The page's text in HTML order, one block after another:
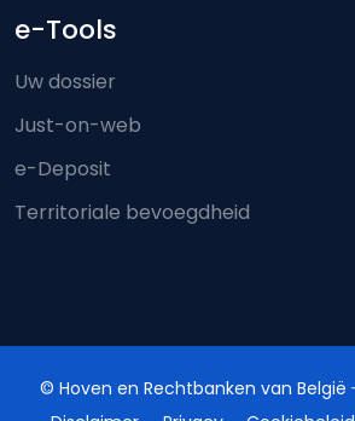
e-Tools
Uw dossier
Just-on-web
e-Deposit
Territoriale bevoegdheid
© Hoven en Rechtbanken van België